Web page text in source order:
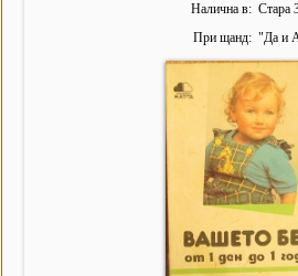
Налична в
Стара
При щанд
"Да и